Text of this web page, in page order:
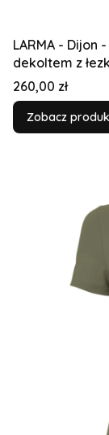
LARMA - Dijon
dekoltem z
Cena
260,00 zł
Zobacz